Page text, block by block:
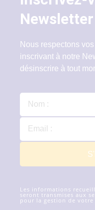
Newsletter
Nous respectons
inscrivant à notre
désinscrire à tout
Les informations
seront transmises aux
pour la gestion de votre
la gestion de vos